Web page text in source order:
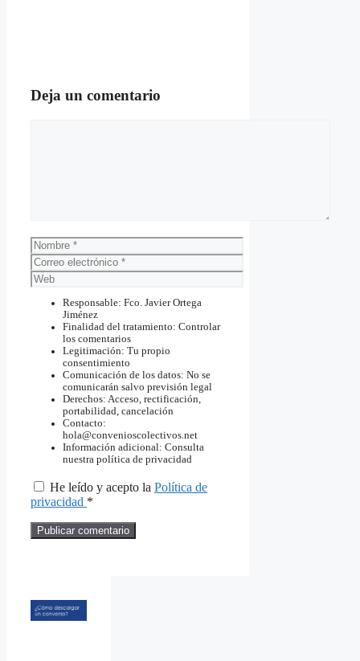
Deja un comentario
Nombre
Correo
electrónico
Web
Responsable: Fco. Javier Ortega
Jiménez
Finalidad del tratamiento: Controlar
los comentarios
Legitimación: Tu propio
consentimiento
Comunicación de los datos: No se
comunicarán salvo previsión legal
Derechos: Acceso, rectificación,
portabilidad, cancelación
Contacto:
hola@convenioscolectivos.net
Información adicional: Consulta
nuestra política de privacidad
He leído y acepto la Política de
privacidad *